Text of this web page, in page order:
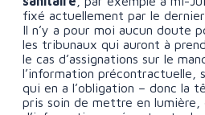
fixé actuellement par le
Il n’y a pour moi aucun doute
les tribunaux qui auront à
le cas d’assignations sur le
l’information précontractuelle,
qui en a l’obligation – donc la
pris soin de mettre en lumière,